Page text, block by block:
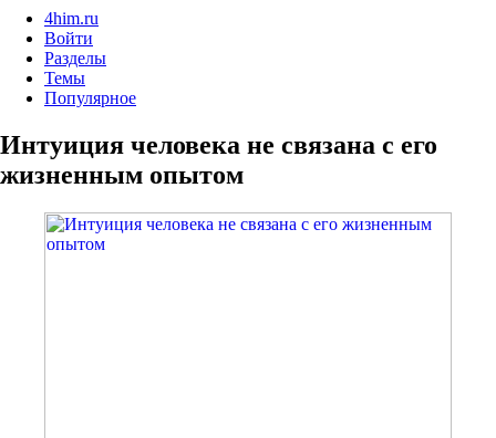
4him.ru
Войти
Разделы
Темы
Популярное
Интуиция человека не связана с его
жизненным опытом